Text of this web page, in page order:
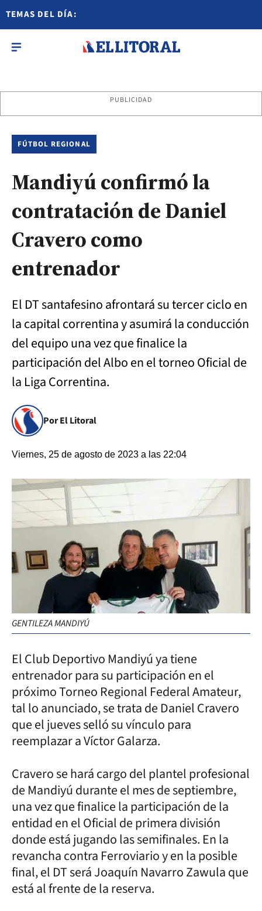
TEMAS DEL DÍA:
PUBLICIDAD
FÚTBOL REGIONAL
Mandiyú confirmó la
contratación de Daniel
Cravero como
entrenador
El DT santafesino afrontará su tercer ciclo en
la capital correntina y asumirá la conducción
del equipo una vez que finalice la
participación del Albo en el torneo Oficial de
la Liga Correntina.
Por El Litoral
Viernes, 25 de agosto de 2023 a las 22:04
GENTILEZA MANDIYÚ
El Club Deportivo Mandiyú ya tiene
entrenador para su participación en el
próximo Torneo Regional Federal Amateur,
tal lo anunciado, se trata de Daniel Cravero
que el jueves selló su vínculo para
reemplazar a Víctor Galarza.
Cravero se hará cargo del plantel profesional
de Mandiyú durante el mes de septiembre,
una vez que finalice la participación de la
entidad en el Oficial de primera división
donde está jugando las semifinales. En la
revancha contra Ferroviario y en la posible
final, el DT será Joaquín Navarro Zawula que
está al frente de la reserva.